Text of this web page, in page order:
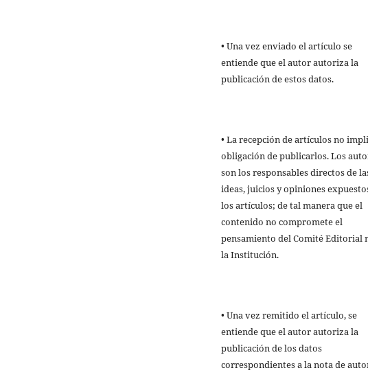
• Una vez enviado el artículo se
entiende que el autor autoriza la
publicación de estos datos.
• La recepción de artículos no
obligación de publicarlos. Los
son los responsables directos de
ideas, juicios y opiniones
los artículos; de tal manera que el
contenido no compromete el
pensamiento del Comité Editorial
la Institución.
• Una vez remitido el artículo, se
entiende que el autor autoriza la
publicación de los datos
correspondientes a la nota de